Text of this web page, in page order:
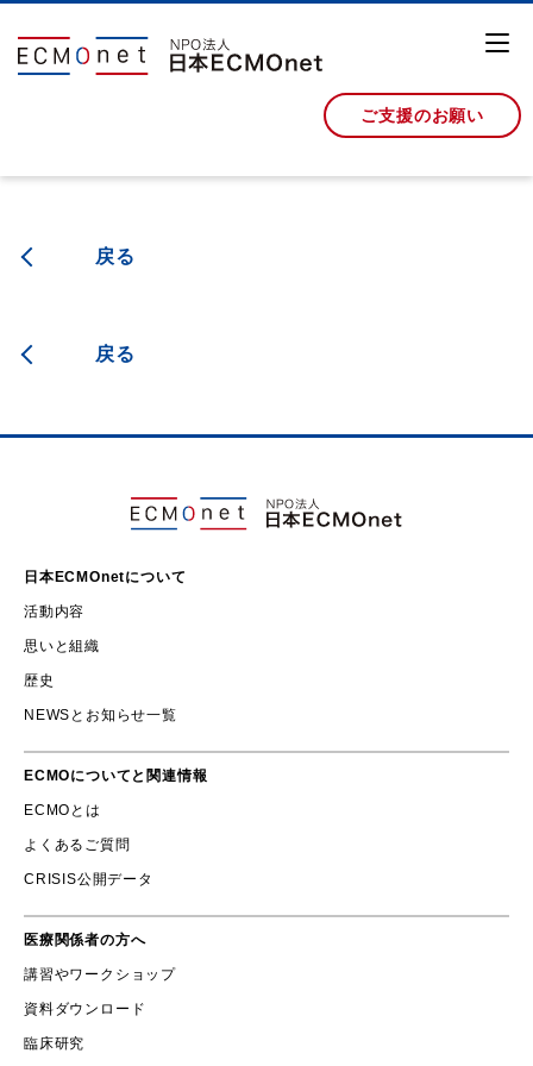
ご支援のお願い
戻る
戻る
日本ECMOnetについて
活動内容
思いと組織
歴史
NEWSとお知らせ一覧
ECMOについてと関連情報
ECMOとは
よくあるご質問
CRISIS公開データ
医療関係者の方へ
講習やワークショップ
資料ダウンロード
臨床研究